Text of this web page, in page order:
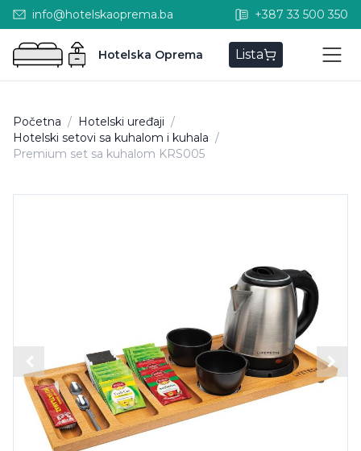
info@hotelskaoprema.ba +387 33 500 350
Hotelska Oprema Lista
Početna / Hotelski uređaji /
Hotelski setovi sa kuhalom i kuhala /
Premium set sa kuhalom KRS005